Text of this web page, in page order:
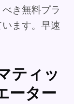
き無料プラ
ます。早速
ティッ
ーター